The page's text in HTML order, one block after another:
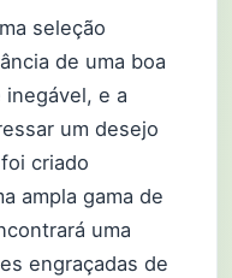
seleção
de uma boa
e a
um desejo
criado
ampla gama de
uma
engraçadas de